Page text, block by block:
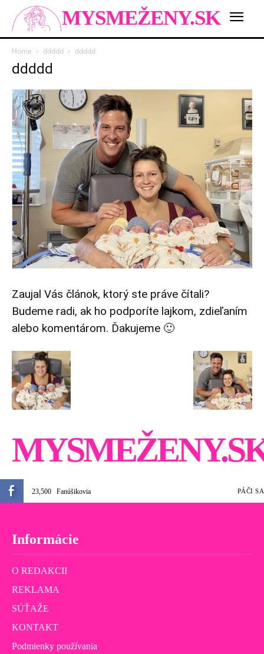
MYSMEŽENY.SK
Home ddddd ddddd
ddddd
Zaujal Vás článok, ktorý ste práve čítali?
Budeme radi, ak ho podporíte lajkom, zdieľaním
alebo komentárom. Ďakujeme 🙂
23,500 Fanúšikovia PÁČI SA
Informácie
O REDAKCII
REKLAMA
SÚŤAŽE
KONTAKT
Podmienky používania